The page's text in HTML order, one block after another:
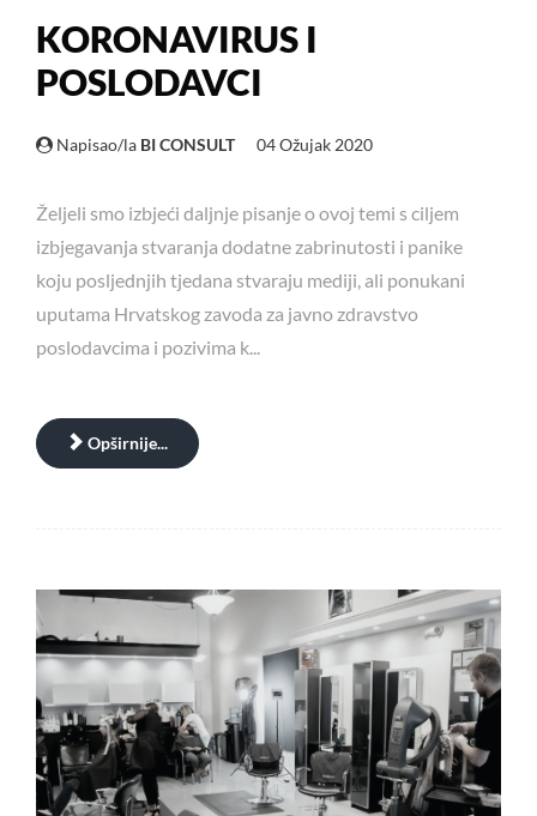
KORONAVIRUS I
POSLODAVCI
Napisao/la BI CONSULT 04 Ožujak 2020
Željeli smo izbjeći daljnje pisanje o ovoj temi s ciljem
izbjegavanja stvaranja dodatne zabrinutosti i panike
koju posljednjih tjedana stvaraju mediji, ali ponukani
uputama Hrvatskog zavoda za javno zdravstvo
poslodavcima i pozivima k...
Opširnije...